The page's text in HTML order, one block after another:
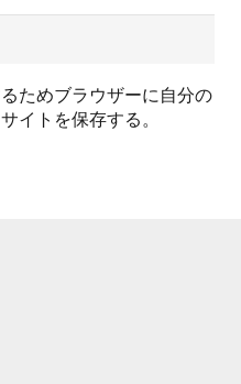
ためブラウザーに自分の
イトを保存する。